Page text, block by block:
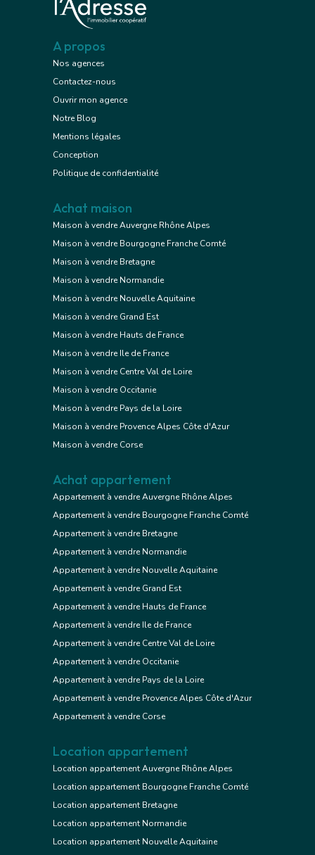
A propos
Nos agences
Contactez-nous
Ouvrir mon agence
Notre Blog
Mentions légales
Conception
Politique de confidentialité
Achat maison
Maison à vendre Auvergne Rhône Alpes
Maison à vendre Bourgogne Franche Comté
Maison à vendre Bretagne
Maison à vendre Normandie
Maison à vendre Nouvelle Aquitaine
Maison à vendre Grand Est
Maison à vendre Hauts de France
Maison à vendre Ile de France
Maison à vendre Centre Val de Loire
Maison à vendre Occitanie
Maison à vendre Pays de la Loire
Maison à vendre Provence Alpes Côte d'Azur
Maison à vendre Corse
Achat appartement
Appartement à vendre Auvergne Rhône Alpes
Appartement à vendre Bourgogne Franche Comté
Appartement à vendre Bretagne
Appartement à vendre Normandie
Appartement à vendre Nouvelle Aquitaine
Appartement à vendre Grand Est
Appartement à vendre Hauts de France
Appartement à vendre Ile de France
Appartement à vendre Centre Val de Loire
Appartement à vendre Occitanie
Appartement à vendre Pays de la Loire
Appartement à vendre Provence Alpes Côte d'Azur
Appartement à vendre Corse
Location appartement
Location appartement Auvergne Rhône Alpes
Location appartement Bourgogne Franche Comté
Location appartement Bretagne
Location appartement Normandie
Location appartement Nouvelle Aquitaine